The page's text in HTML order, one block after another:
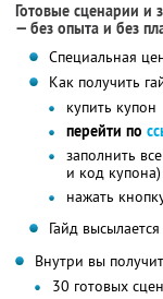
Готовые сценарии и
— без опыта и без
Специальная
Как получить
купить купон
перейти по
заполнить
и код купона)
нажать
Гайд
Внутри вы
30 готовых